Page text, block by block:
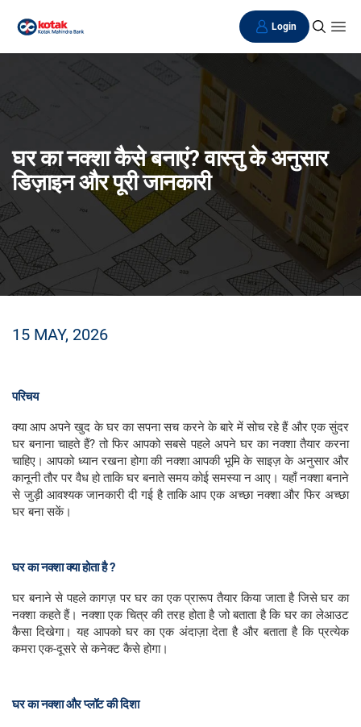
Login
घर का नक्शा कैसे बनाएं? वास्तु के अनुसार
डिज़ाइन और पूरी जानकारी
15 MAY, 2026
परिचय
क्या आप अपने खुद के घर का सपना सच करने के बारे में सोच रहे हैं और एक सुंदर
घर बनाना चाहते हैं? तो फिर आपको सबसे पहले अपने घर का नक्शा तैयार करना
चाहिए। आपको ध्यान रखना होगा की नक्शा आपकी भूमि के साइज़ के अनुसार और
कानूनी तौर पर वैध हो ताकि घर बनाते समय कोई समस्या न आए। यहाँ नक्शा बनाने
से जुड़ी आवश्यक जानकारी दी गई है ताकि आप एक अच्छा नक्शा और फिर अच्छा
घर बना सकें।
घर का नक्शा क्या होता है ?
घर बनाने से पहले कागज़ पर घर का एक प्रारूप तैयार किया जाता है जिसे घर का
नक्शा कहते हैं। नक्शा एक चित्र की तरह होता है जो बताता है कि घर का लेआउट
कैसा दिखेगा। यह आपको घर का एक अंदाज़ा देता है और बताता है कि प्रत्येक
कमरा एक-दूसरे से कनेक्ट कैसे होगा।
घर का नक्शा और प्लॉट की दिशा